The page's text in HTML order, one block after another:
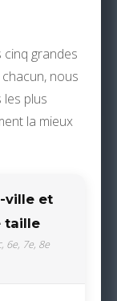
cinq grandes
nous
plus
la mieux
ville et
taille
6e, 7e, 8e